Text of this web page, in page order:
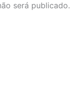
será publicado.